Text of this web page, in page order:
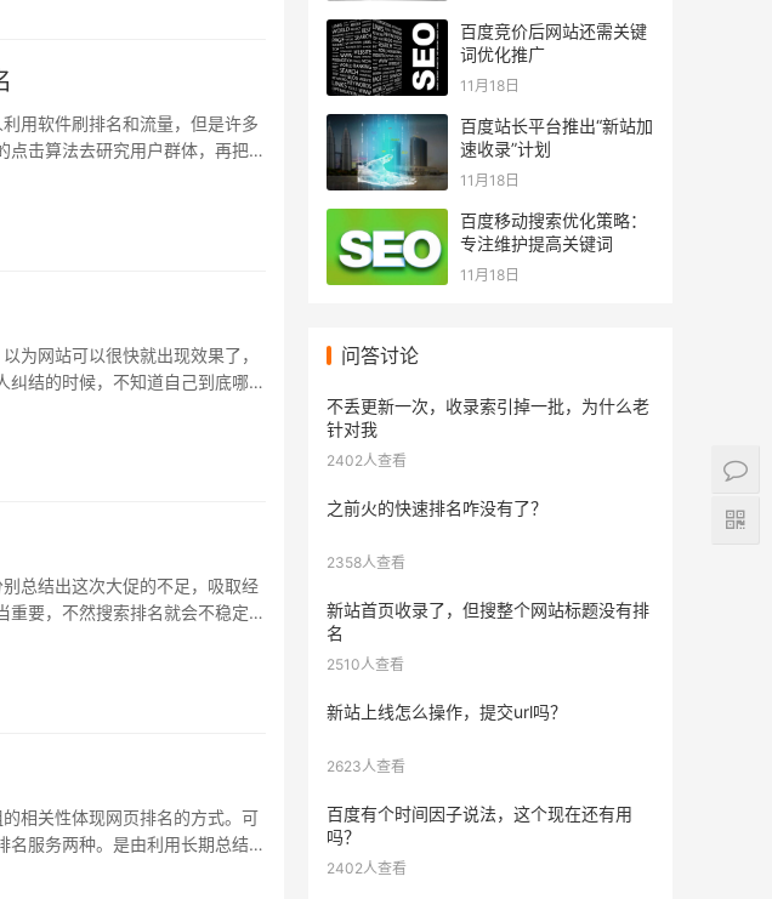
用软件刷排名和流量，但是许多
击算法去研究用户群体，再把用
为网站可以很快就出现效果了，
结的时候，不知道自己到底哪做
总结出这次大促的不足，吸取经
要，不然搜索排名就会不稳定，
相关性体现网页排名的方式。可
服务两种。是由利用长期总结出
百度竞价后网站还需关键
词优化推广
11月18日
百度站长平台推出“新站加
速收录”计划
11月18日
百度移动搜索优化策略：
专注维护提高关键词
11月18日
问答讨论
不丢更新一次，收录索引掉一批，为什么老
针对我
2402人查看
之前火的快速排名咋没有了？
2358人查看
新站首页收录了，但搜整个网站标题没有排
名
2510人查看
新站上线怎么操作，提交url吗？
2623人查看
百度有个时间因子说法，这个现在还有用
吗？
2402人查看